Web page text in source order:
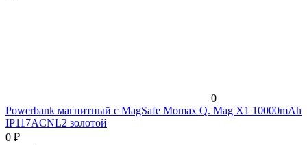
0
Powerbank магнитный с MagSafe Momax Q. Mag X1 10000mAh
IP117ACNL2 золотой
0 ₽